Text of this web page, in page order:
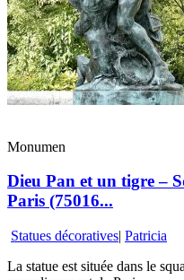
Monumen
Dieu Pan et un tigre –
Paris (75016...
Statues décoratives| Patricia
La statue est située dans le